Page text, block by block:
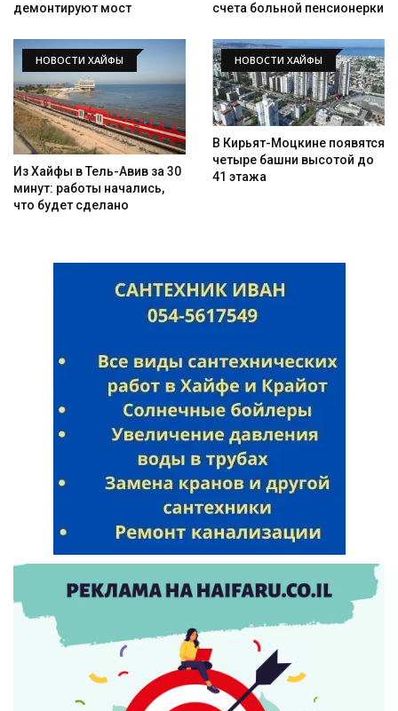
демонтируют мост
счета больной пенсионерки
НОВОСТИ ХАЙФЫ
Из Хайфы в Тель-Авив за 30
минут: работы начались,
что будет сделано
НОВОСТИ ХАЙФЫ
В Кирьят-Моцкине появятся
четыре башни высотой до
41 этажа